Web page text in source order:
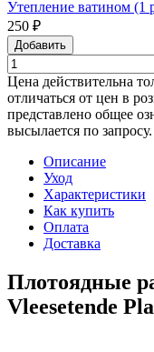
Утепление ватином (1
250 ₽
Добавить
Цена действительна
отличаться от цен в
представлено общее
высылается по запросу.
Описание
Уход
Характеристики
Как купить
Оплата
Доставка
Плотоядные
Vleesetende